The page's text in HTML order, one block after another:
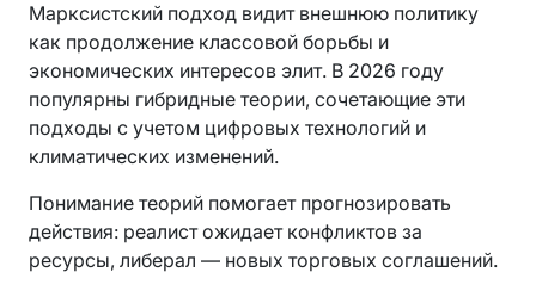
Марксистский подход видит внешнюю политику
как продолжение классовой борьбы и
экономических интересов элит. В 2026 году
популярны гибридные теории, сочетающие эти
подходы с учетом цифровых технологий и
климатических изменений.
Понимание теорий помогает прогнозировать
действия: реалист ожидает конфликтов за
ресурсы, либерал — новых торговых соглашений.